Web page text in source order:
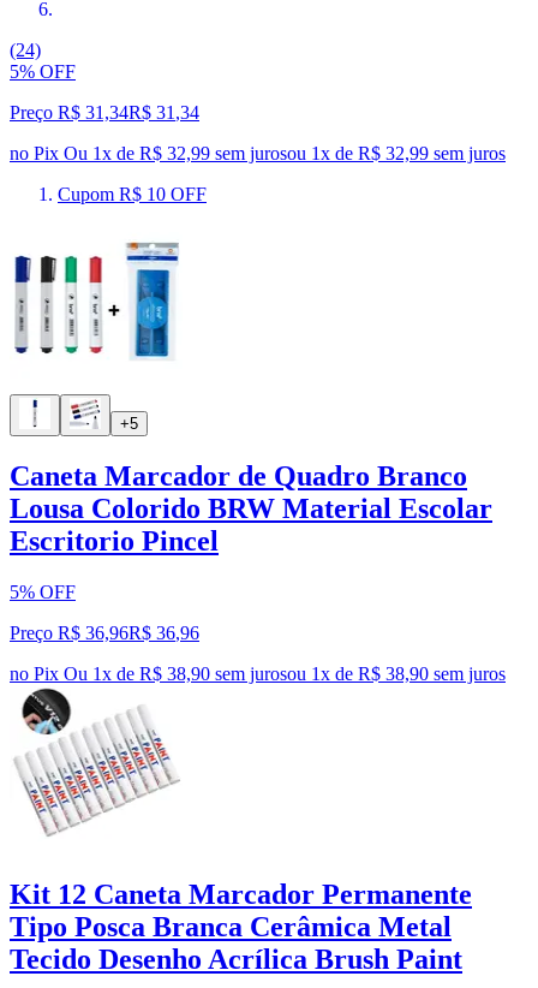
(24)
5% OFF
Preço R$ 31,34R$ 31 ,34
no Pix Ou 1x de R$ 32,99 sem jurosou 1x de R$ 32,99 sem juros
Cupom R$ 10 OFF
+5
Caneta Marcador de Quadro Branco
Lousa Colorido BRW Material Escolar
Escritorio Pincel
5% OFF
Preço R$ 36,96R$ 36,96
no Pix Ou 1x de R$ 38,90 sem jurosou 1x de R$ 38,90 sem juros
Kit 12 Caneta Marcador Permanente
Tipo Posca Branca Cerâmica Metal
Tecido Desenho Acrílica Brush Paint